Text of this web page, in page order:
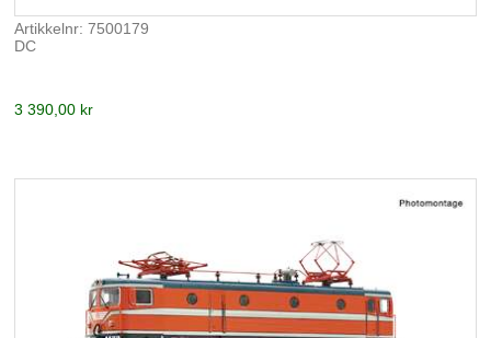
Artikkelnr: 7500179
DC
3 390,00 kr